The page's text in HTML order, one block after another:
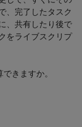
、完了したタスク
、共有したり後で
をライブスクリプ
きますか。